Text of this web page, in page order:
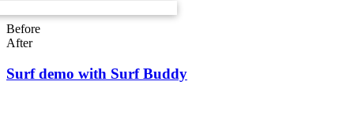
Before
After
Surf demo with Surf Buddy